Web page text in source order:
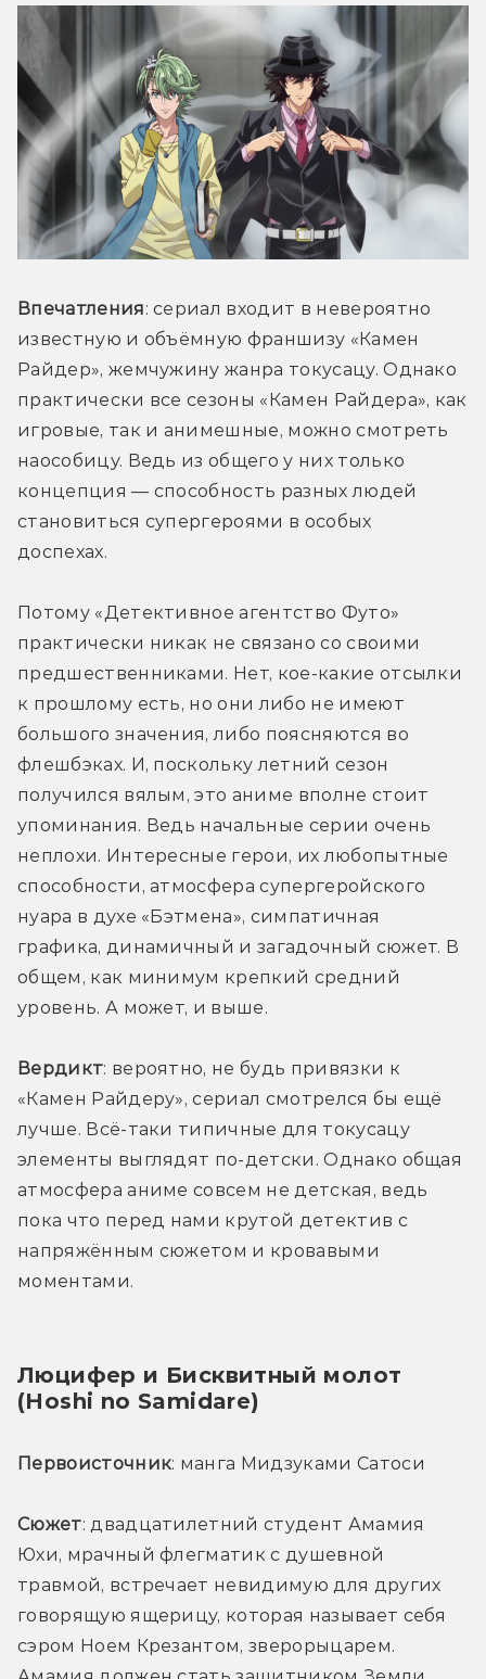
Впечатления: сериал входит в невероятно
известную и объёмную франшизу «Камен
Райдер», жемчужину жанра токусацу. Однако
практически все сезоны «Камен Райдера», как
игровые, так и анимешные, можно смотреть
наособицу. Ведь из общего у них только
концепция — способность разных людей
становиться супергероями в особых
доспехах.
Потому «Детективное агентство Футо»
практически никак не связано со своими
предшественниками. Нет, кое-какие отсылки
к прошлому есть, но они либо не имеют
большого значения, либо поясняются во
флешбэках. И, поскольку летний сезон
получился вялым, это аниме вполне стоит
упоминания. Ведь начальные серии очень
неплохи. Интересные герои, их любопытные
способности, атмосфера супергеройского
нуара в духе «Бэтмена», симпатичная
графика, динамичный и загадочный сюжет. В
общем, как минимум крепкий средний
уровень. А может, и выше.
Вердикт: вероятно, не будь привязки к
«Камен Райдеру», сериал смотрелся бы ещё
лучше. Всё-таки типичные для токусацу
элементы выглядят по-детски. Однако общая
атмосфера аниме совсем не детская, ведь
пока что перед нами крутой детектив с
напряжённым сюжетом и кровавыми
моментами.
Люцифер и Бисквитный молот
(Hoshi no Samidare)
Первоисточник: манга Мидзуками Сатоси
Сюжет: двадцатилетний студент Амамия
Юхи, мрачный флегматик с душевной
травмой, встречает невидимую для других
говорящую ящерицу, которая называет себя
сэром Ноем Крезантом, зверорыцарем.